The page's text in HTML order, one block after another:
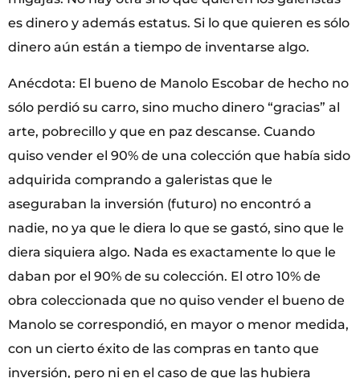
es dinero y además estatus. Si lo que quieren es sólo
dinero aún están a tiempo de inventarse algo.
Anécdota: El bueno de Manolo Escobar de hecho no
sólo perdió su carro, sino mucho dinero “gracias” al
arte, pobrecillo y que en paz descanse. Cuando
quiso vender el 90% de una colección que había sido
adquirida comprando a galeristas que le
aseguraban la inversión (futuro) no encontró a
nadie, no ya que le diera lo que se gastó, sino que le
diera siquiera algo. Nada es exactamente lo que le
daban por el 90% de su colección. El otro 10% de
obra coleccionada que no quiso vender el bueno de
Manolo se correspondió, en mayor o menor medida,
con un cierto éxito de las compras en tanto que
inversión, pero ni en el caso de que las hubiera